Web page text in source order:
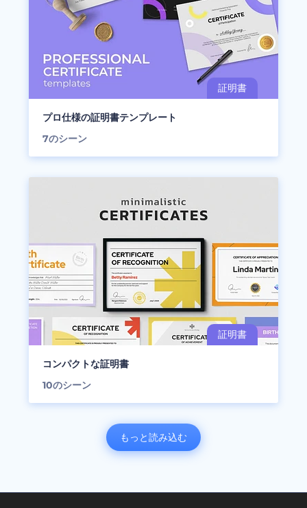
プロ仕様の証明書テンプレート
7のシーン
コンパクトな証明書
10のシーン
もっと読み込む